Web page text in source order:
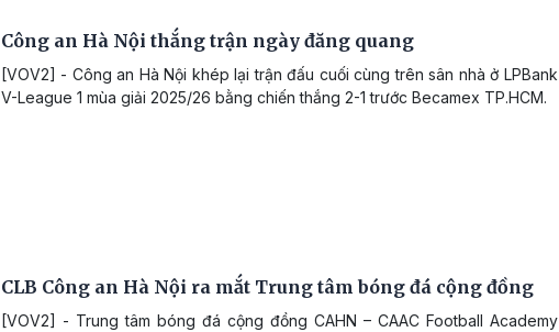
Công an Hà Nội thắng trận ngày đăng quang
[VOV2] - Công an Hà Nội khép lại trận đấu cuối cùng trên sân nhà ở LPBank
V-League 1 mùa giải 2025/26 bằng chiến thắng 2-1 trước Becamex TP.HCM.
CLB Công an Hà Nội ra mắt Trung tâm bóng đá cộng đồng
[VOV2] - Trung tâm bóng đá cộng đồng CAHN – CAAC Football Academy